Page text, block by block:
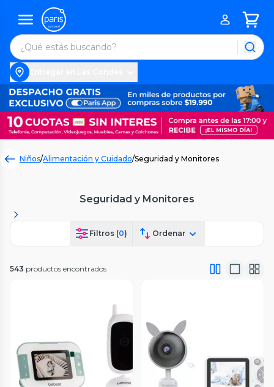
Niños/Alimentación y Cuidado/Seguridad y Monitores
Seguridad y Monitores
Filtros (0) Ordenar
543 productos encontrados